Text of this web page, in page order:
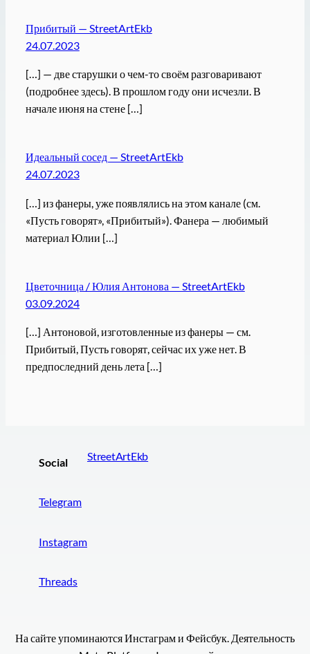
Прибитый — StreetArtEkb
24.07.2023
[…] — две старушки о чем-то своём разговаривают
(подробнее здесь). В прошлом году они исчезли. В
начале июня на стене […]
Идеальный сосед — StreetArtEkb
24.07.2023
[…] из фанеры, уже появлялись на этом канале (см.
«Пусть говорят», «Прибитый»). Фанера — любимый
материал Юлии […]
Цветочница / Юлия Антонова — StreetArtEkb
03.09.2024
[…] Антоновой, изготовленные из фанеры — см.
Прибитый, Пусть говорят, сейчас их уже нет. В
предпоследний день лета […]
Social
Telegram
Instagram
Threads
StreetArtEkb
На сайте упоминаются Инстаграм и Фейсбук. Деятельность